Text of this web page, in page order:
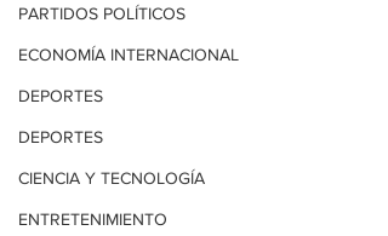
PARTIDOS POLÍTICOS
ECONOMÍA INTERNACIONAL
DEPORTES
DEPORTES
CIENCIA Y TECNOLOGÍA
ENTRETENIMIENTO